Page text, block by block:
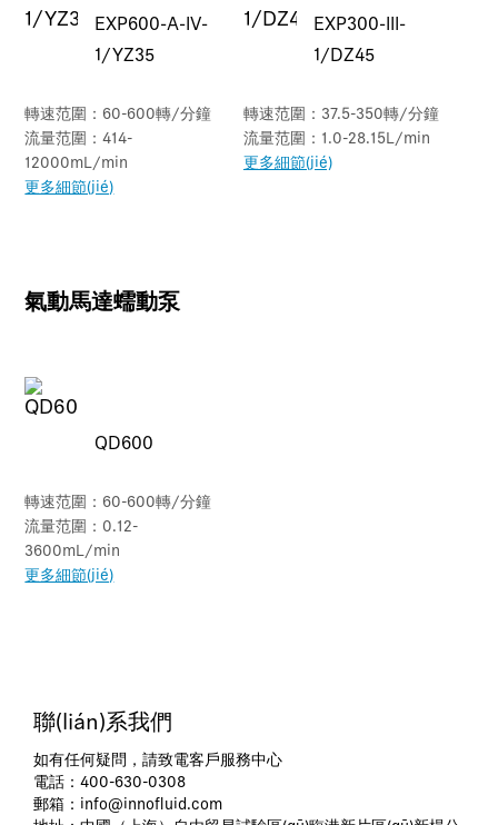
EXP600-A-IV-
1/YZ35
轉速范圍：60-600轉/分鐘
流量范圍：414-
12000mL/min
更多細節(jié)
EXP300-III-
1/DZ45
轉速范圍：37.5-350轉/分鐘
流量范圍：1.0-28.15L/min
更多細節(jié)
氣動馬達蠕動泵
QD600
轉速范圍：60-600轉/分鐘
流量范圍：0.12-
3600mL/min
更多細節(jié)
聯(lián)系我們
如有任何疑問，請致電客戶服務中心
電話：400-630-0308
郵箱： info@innofluid.com